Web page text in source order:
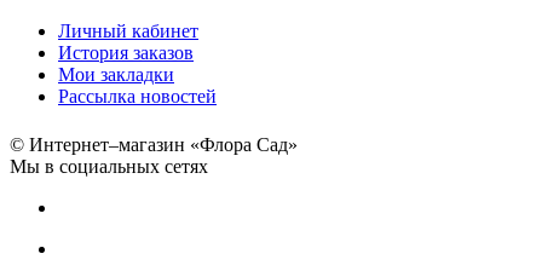
Личный кабинет
История заказов
Мои закладки
Рассылка новостей
© Интернет–магазин «Флора Сад»
Мы в социальных сетях